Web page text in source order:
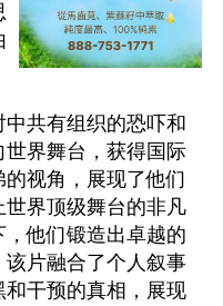
共有组织的恐吓和
界舞台，获得国际
视角，展现了他们
界顶级舞台的非凡
他们锻造出卓越的
片融合了个人叙事
干预的真相，展现